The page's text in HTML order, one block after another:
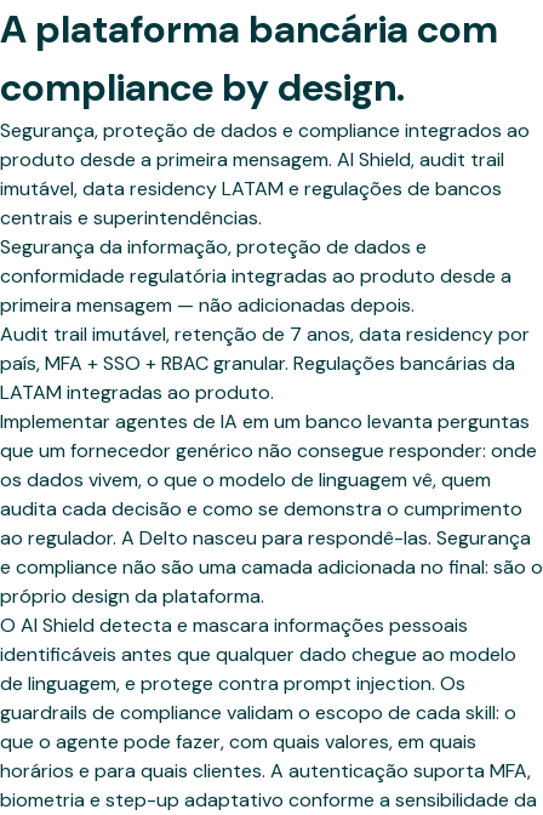
A plataforma bancária com
compliance by design.
Segurança, proteção de dados e compliance integrados ao
produto desde a primeira mensagem. AI Shield, audit trail
imutável, data residency LATAM e regulações de bancos
centrais e superintendências.
Segurança da informação, proteção de dados e
conformidade regulatória integradas ao produto desde a
primeira mensagem — não adicionadas depois.
Audit trail imutável, retenção de 7 anos, data residency por
país, MFA + SSO + RBAC granular. Regulações bancárias da
LATAM integradas ao produto.
Implementar agentes de IA em um banco levanta perguntas
que um fornecedor genérico não consegue responder: onde
os dados vivem, o que o modelo de linguagem vê, quem
audita cada decisão e como se demonstra o cumprimento
ao regulador. A Delto nasceu para respondê-las. Segurança
e compliance não são uma camada adicionada no final: são o
próprio design da plataforma.
O AI Shield detecta e mascara informações pessoais
identificáveis antes que qualquer dado chegue ao modelo
de linguagem, e protege contra prompt injection. Os
guardrails de compliance validam o escopo de cada skill: o
que o agente pode fazer, com quais valores, em quais
horários e para quais clientes. A autenticação suporta MFA,
biometria e step-up adaptativo conforme a sensibilidade da